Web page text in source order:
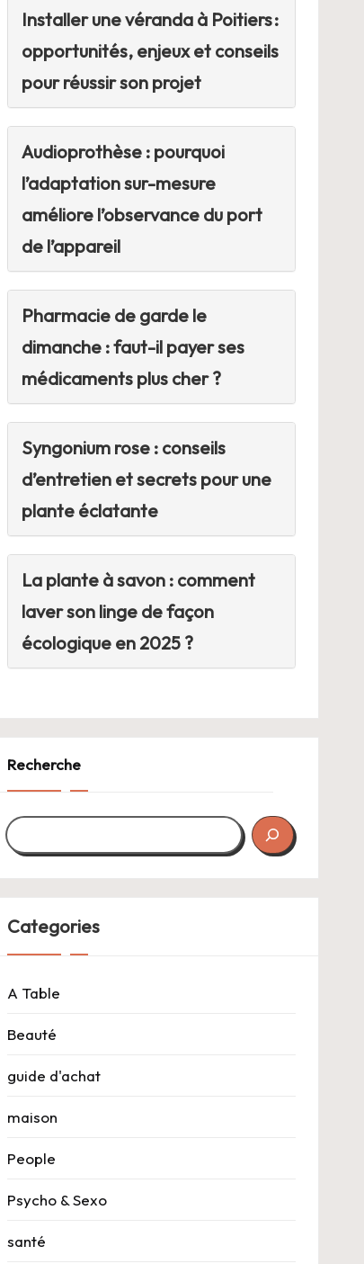
Installer une véranda à Poitiers :
opportunités, enjeux et conseils
pour réussir son projet
Audioprothèse : pourquoi
l’adaptation sur-mesure
améliore l’observance du port
de l’appareil
Pharmacie de garde le
dimanche : faut-il payer ses
médicaments plus cher ?
Syngonium rose : conseils
d’entretien et secrets pour une
plante éclatante
La plante à savon : comment
laver son linge de façon
écologique en 2025 ?
Recherche
Categories
A Table
Beauté
guide d'achat
maison
People
Psycho & Sexo
santé